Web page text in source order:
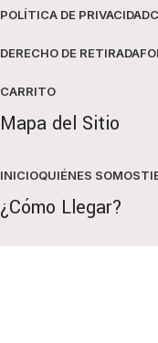
POLÍTICA DE PRIVACIDAD
DERECHO DE RETIRADA
CARRITO
Mapa del Sitio
INICIOQUIÉNES SOMOS
¿Cómo Llegar?